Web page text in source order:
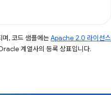
, 코드 샘플에는 Apache 2.0 라이선스
계열사의 등록 상표입니다.